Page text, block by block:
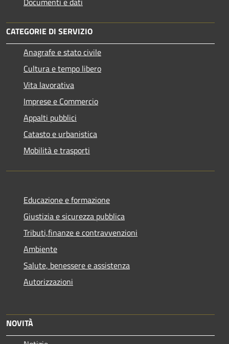
CATEGORIE DI SERVIZIO
Anagrafe e stato civile
Cultura e tempo libero
Vita lavorativa
Imprese e Commercio
Appalti pubblici
Catasto e urbanistica
Mobilità e trasporti
Educazione e formazione
Giustizia e sicurezza pubblica
Tributi,finanze e contravvenzioni
Ambiente
Salute, benessere e assistenza
Autorizzazioni
NOVITÀ